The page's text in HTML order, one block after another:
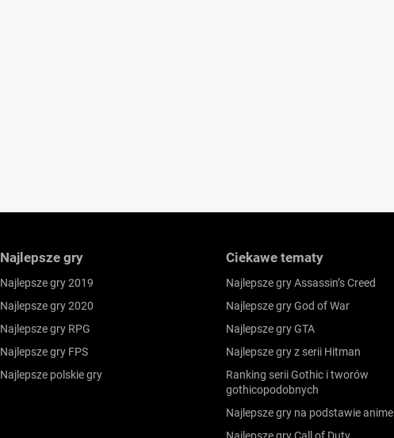
Najlepsze gry
Najlepsze gry 2019
Najlepsze gry 2020
Najlepsze gry RPG
Najlepsze gry FPS
Najlepsze polskie gry
Ciekawe tematy
Najlepsze gry Assassin’s Creed
Najlepsze gry God of War
Najlepsze gry GTA
Najlepsze gry z serii Hitman
Ranking serii Gothic i tworów
gothicopodobnych
Najlepsze gry na podstawie anime